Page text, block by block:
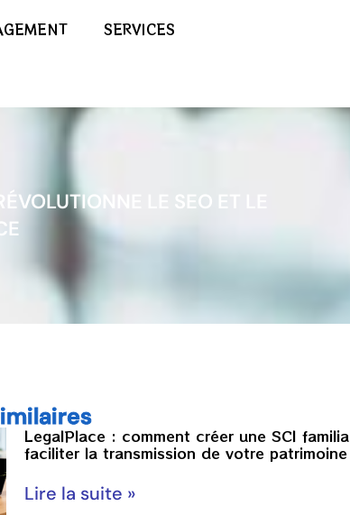
SERVICES
LE SEO ET LE
LegalPlace : comment créer une SCI
faciliter la transmission de votre
Lire la suite »